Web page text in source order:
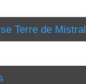
Terre de Mistral